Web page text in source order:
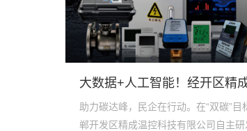
助力碳达峰，民企在行动。在“双碳”目
郸开发区精成温控科技有限公司自主研